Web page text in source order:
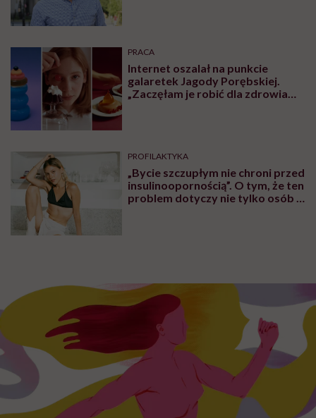
PRACA
Internet oszalał na punkcie
galaretek Jagody Porębskiej.
„Zaczęłam je robić dla zdrowia
PROFILAKTYKA
„Bycie szczupłym nie chroni przed
insulinoopornością”. O tym, że ten
problem dotyczy nie tylko osób z